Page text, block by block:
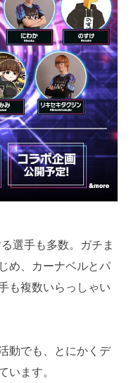
選手も多数。ガチま
め、カーナベルとパ
も複数いらっしゃい
動でも、とにかくデ
います。